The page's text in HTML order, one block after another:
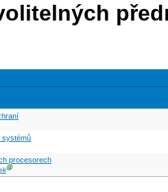
systémů
procesorech
Ⓖ